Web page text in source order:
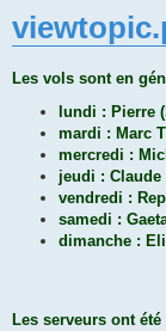
Les vols sont en
lundi : Pierre
mardi : Marc
mercredi :
jeudi : Claude
vendredi :
samedi :
dimanche :
Les serveurs ont